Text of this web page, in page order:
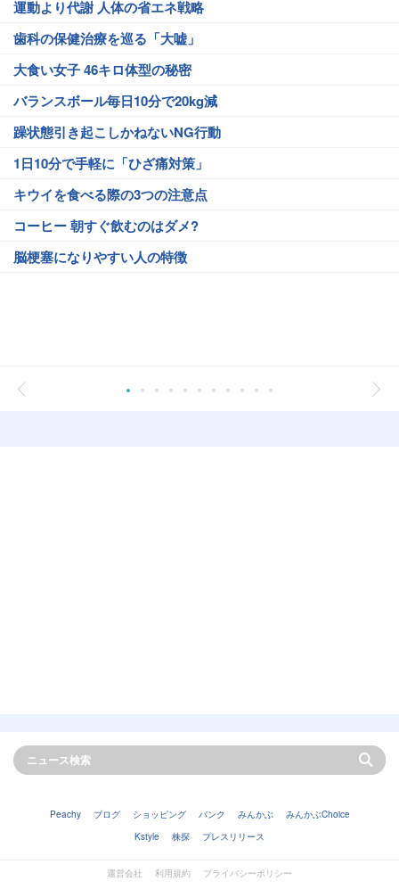
運動より代謝 人体の省エネ戦略
歯科の保健治療を巡る「大嘘」
大食い女子 46キロ体型の秘密
バランスボール毎日10分で20kg減
躁状態引き起こしかねないNG行動
1日10分で手軽に「ひざ痛対策」
キウイを食べる際の3つの注意点
コーヒー 朝すぐ飲むのはダメ?
脳梗塞になりやすい人の特徴
Peachy ブログ ショッピング バンク みんかぶ
みんかぶChoice
Kstyle
株探 プレスリリース
運営会社 利用規約 プライバシーポリシー